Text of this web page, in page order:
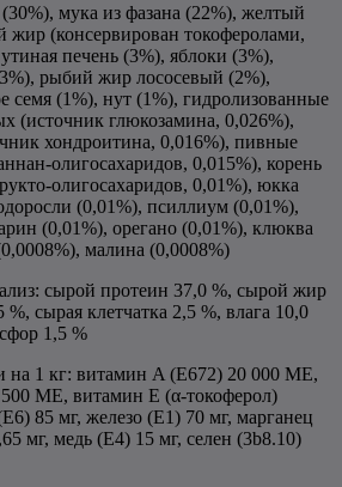
мука из фазана (22%), желтый
жир (консервирован токоферолами,
печень (3%), яблоки (3%),
рыбий жир лососевый (2%),
семя (1%), нут (1%), гидролизованные
(источник глюкозамина, 0,026%),
хондроитина, 0,016%), пивные
олигосахаридов, 0,015%), корень
олигосахаридов, 0,01%), юкка
(0,01%), псиллиум (0,01%),
(0,01%), орегано (0,01%), клюква
малина (0,0008%)
сырой протеин 37,0 %, сырой жир
%, сырая клетчатка 2,5 %, влага 10,0
1,5 %
на 1 кг: витамин A (E672) 20 000 МЕ,
МЕ, витамин E (α-токоферол)
85 мг, железо (E1) 70 мг, марганец
мг, медь (E4) 15 мг, селен (3b8.10)